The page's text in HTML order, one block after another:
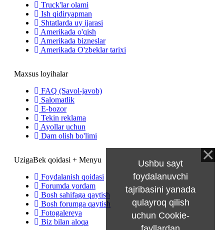
Truck'lar olami
Ish qidiryapman
Shtatlarda uy ijarasi
Amerikada o'qish
Amerikada bizneslar
Amerikada O'zbeklar tarixi
Maxsus loyihalar
FAQ (Savol-javob)
Salomatlik
E-bozor
Tekin reklama
Ayollar uchun
Dam olish bo'limi
UzigaBek qoidasi + Menyu
Foydalanish qoidasi
Forumda yordam
Bosh sahifaga qaytish
Bosh forumga qaytish
Fotogalereya
Biz bilan aloqa
Ushbu sayt
foydalanuvchi
tajribasini yanada
qulayroq qilish
uchun Cookie-